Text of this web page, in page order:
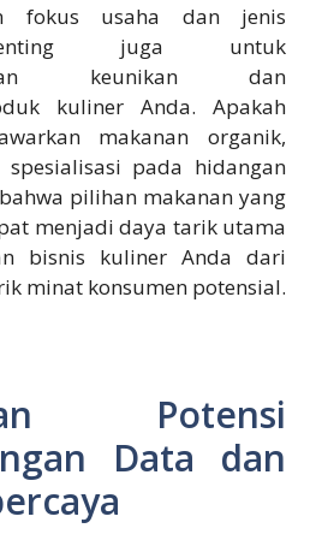
fokus usaha dan jenis
juga untuk
keunikan dan
kuliner Anda. Apakah
makanan organik,
pada hidangan
pilihan makanan yang
menjadi daya tarik utama
bisnis kuliner Anda dari
minat konsumen potensial.
Potensi
Data dan